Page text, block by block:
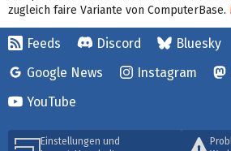
zugleich faire Variante von ComputerBase.
Feeds Discord Bluesky
Google News
Instagram
YouTube
Einstellungen und